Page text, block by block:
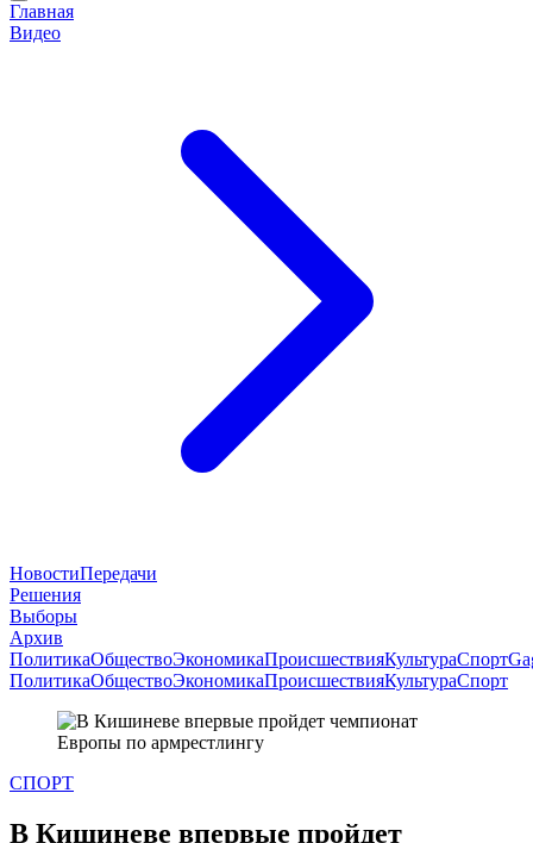
Главная
Видео
НовостиПередачи
Решения
Выборы
Архив
ПолитикаОбществоЭкономикаПроисшествияКультураСпорт
ПолитикаОбществоЭкономикаПроисшествияКультураСпорт
СПОРТ
В Кишиневе впервые пройдет